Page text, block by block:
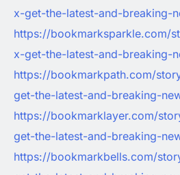
x-get-the-latest-and-breaking-
https://bookmarksparkle.com/
x-get-the-latest-and-breaking-
https://bookmarkpath.com/
get-the-latest-and-breaking-
https://bookmarklayer.com/
get-the-latest-and-breaking-
https://bookmarkbells.com/